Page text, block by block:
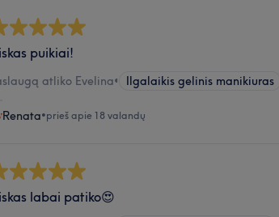
puikiai!
atliko Evelina• Ilgalaikis gelinis manikiuras
Renata•prieš apie 18 valandų
labai patiko😍